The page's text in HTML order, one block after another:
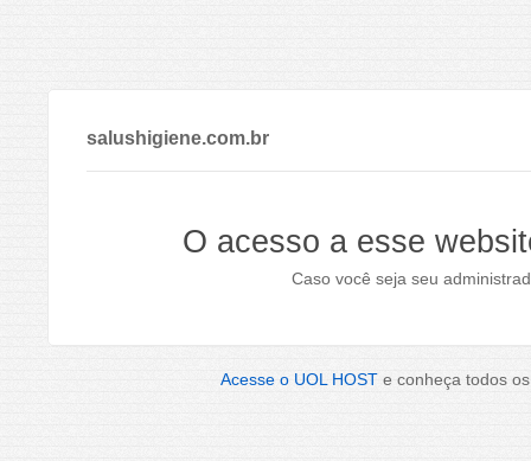
salushigiene.com.br
O acesso a esse
Caso você seja seu
Acesse o UOL HOST e conheça todos